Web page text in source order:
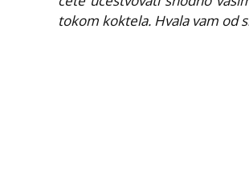
tokom koktela. Hvala vam od